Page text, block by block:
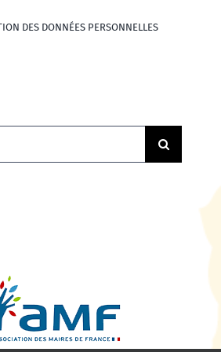
DES DONNÉES PERSONNELLES